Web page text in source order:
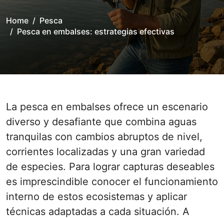
Home
Pesca
Pesca en embalses: estrategias efectivas
La pesca en embalses ofrece un escenario
diverso y desafiante que combina aguas
tranquilas con cambios abruptos de nivel,
corrientes localizadas y una gran variedad
de especies. Para lograr capturas deseables
es imprescindible conocer el funcionamiento
interno de estos ecosistemas y aplicar
técnicas adaptadas a cada situación. A